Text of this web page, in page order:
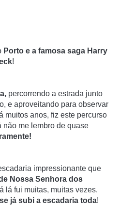
Porto e a famosa saga Harry
!
percorrendo a estrada junto
e aproveitando para observar
muitos anos, fiz este percurso
não me lembro de quase
impressionante que
Nossa Senhora dos
lá fui muitas, muitas vezes.
já subi a escadaria toda!